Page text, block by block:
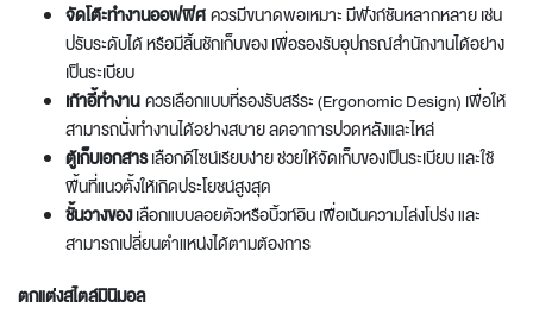
จัดโต๊ะทํางานออฟฟิศ ควรมีขนาดพอเหมาะ มีฟังก์ชันหลากหลาย เช่น
ปรับระดับได้ หรือมีลิ้นชักเก็บของ เพื่อรองรับอุปกรณ์สำนักงานได้อย่าง
เป็นระเบียบ
เก้าอี้ทำงานควรเลือกแบบที่รองรับสรีระ (Ergonomic Design) เพื่อให้
สามารถนั่งทำงานได้อย่างสบาย ลดอาการปวดหลังและไหล่
ตู้เก็บเอกสารเลือกดีไซน์เรียบง่าย ช่วยให้จัดเก็บของเป็นระเบียบ และใช้
พื้นที่แนวตั้งให้เกิดประโยชน์สูงสุด
ชั้นวางของเลือกแบบลอยตัวหรือบิ้วท์อิน เพื่อเน้นความโล่งโปร่ง และ
สามารถเปลี่ยนตำแหน่งได้ตามต้องการ
ตกแต่งสไตล์มินิมอล